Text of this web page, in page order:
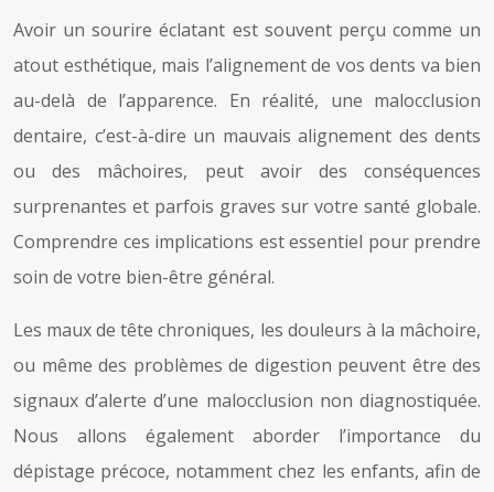
Avoir un sourire éclatant est souvent perçu comme un
atout esthétique, mais l’alignement de vos dents va bien
au-delà de l’apparence. En réalité, une malocclusion
dentaire, c’est-à-dire un mauvais alignement des dents
ou des mâchoires, peut avoir des conséquences
surprenantes et parfois graves sur votre santé globale.
Comprendre ces implications est essentiel pour prendre
soin de votre bien-être général.
Les maux de tête chroniques, les douleurs à la mâchoire,
ou même des problèmes de digestion peuvent être des
signaux d’alerte d’une malocclusion non diagnostiquée.
Nous allons également aborder l’importance du
dépistage précoce, notamment chez les enfants, afin de